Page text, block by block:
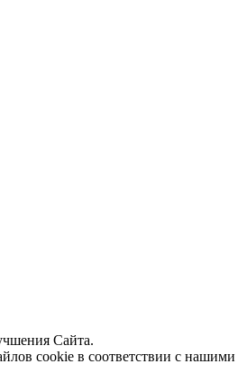
Сайта.
cookie в соответствии с нашими